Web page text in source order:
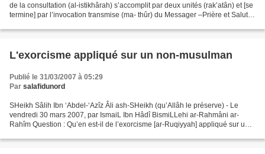
de la consultation (al-istikhârah) s’accomplit par deux unités (rak’atân) et [se
termine] par l’invocation transmise (ma- thûr) du Messager –Prière et Salut
L'exorcisme appliqué sur un non-musulman
Publié le 31/03/2007 à 05:29
Par salafidunord
SHeikh Sâlih Ibn ‘Abdel-‘Azîz Âli ash-SHeikh (qu’Allâh le préserve) - Le
vendredi 30 mars 2007, par IsmaiL Ibn Hâdî BismiLLehi ar-Rahmâni ar-
Rahîm Question : Qu’en est-il de l’exorcisme [ar-Ruqiyyah] appliqué sur un